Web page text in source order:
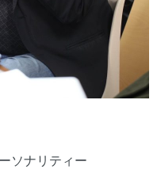
ソナリティー